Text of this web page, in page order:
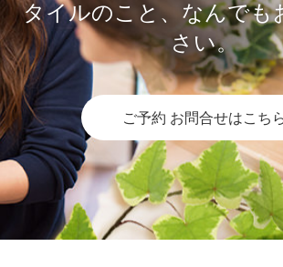
タイルのこと、なんでも
さい。
ご予約 お問合せはこち